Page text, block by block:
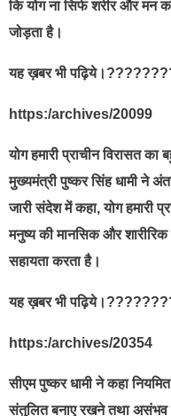
कि योग ना सिर्फ शरीर और मन
जोड़ता है।
यह ख़बर भी
https:/archives/20099
योग हमारी प्राचीन विरासत का
मुख्यमंत्री पुष्कर सिंह धामी ने
जारी संदेश में कहा, योग हमारी
मनुष्य की मानसिक और शारीरिक
सहायता करता है।
यह ख़बर भी
https:/archives/20354
सीएम पुष्कर धामी ने कहा
संतुलित बनाए रखने तथा असंभव